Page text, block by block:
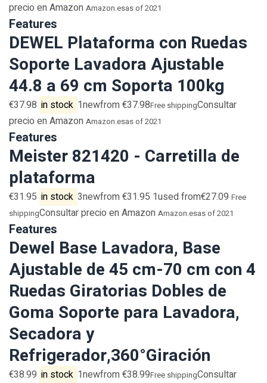
precio en Amazon Amazon.esas of 2021
Features
DEWEL Plataforma con Ruedas
Soporte Lavadora Ajustable
44.8 a 69 cm Soporta 100kg
€37.98 in stock 1newfrom €37.98Free shippingConsultar
precio en Amazon Amazon.esas of 2021
Features
Meister 821420 - Carretilla de
plataforma
€31.95 in stock 3newfrom €31.95 1used from€27.09Free
shippingConsultar precio en Amazon Amazon.esas of 2021
Features
Dewel Base Lavadora, Base
Ajustable de 45 cm-70 cm con 4
Ruedas Giratorias Dobles de
Goma Soporte para Lavadora,
Secadora y
Refrigerador,360°Giración
€38.99 in stock 1newfrom €38.99Free shippingConsultar